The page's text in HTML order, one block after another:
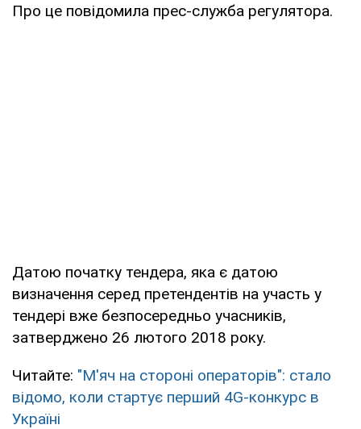
Про це повідомила прес-служба регулятора.
Датою початку тендера, яка є датою
визначення серед претендентів на участь у
тендері вже безпосередньо учасників,
затверджено 26 лютого 2018 року.
Читайте: "М'яч на стороні операторів": стало
відомо, коли стартує перший 4G-конкурс в
Україні